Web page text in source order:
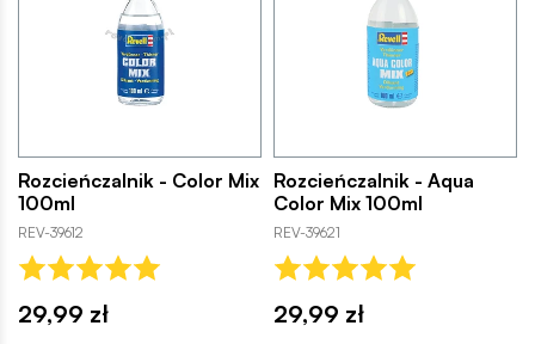
Rozcieńczalnik - Color Mix
100ml
REV-39612
29,99 zł
Rozcieńczalnik - Aqua
Color Mix 100ml
REV-39621
29,99 zł